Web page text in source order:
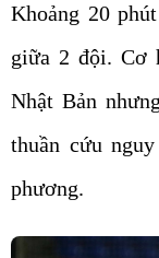
Khoảng 20
giữa 2 đội. Cơ
Nhật Bản
thuần cứu
phương.